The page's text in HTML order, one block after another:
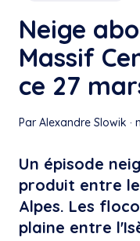
Neige
Massif
ce 27
Par Alexandre Slowik ·
Un épisode
produit entre
Alpes. Les
plaine entre